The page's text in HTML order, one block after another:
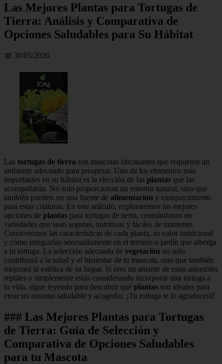
Las Mejores Plantas para Tortugas de
Tierra: Análisis y Comparativa de
Opciones Saludables para Su Hábitat
📅 30/05/2026
Las tortugas de tierra son mascotas fascinantes que requieren un
ambiente adecuado para prosperar. Uno de los elementos más
importantes en su hábitat es la elección de las plantas que las
acompañarán. No solo proporcionan un entorno natural, sino que
también pueden ser una fuente de alimentación y enriquecimiento
para estas criaturas. En este artículo, exploraremos las mejores
opciones de plantas para tortugas de tierra, centrándonos en
variedades que sean seguras, nutritivas y fáciles de mantener.
Conoceremos las características de cada planta, su valor nutricional
y cómo integrarlas adecuadamente en el terrario o jardín que alberga
a tu tortuga. La selección adecuada de vegetación no solo
contribuirá a la salud y el bienestar de tu mascota, sino que también
mejorará la estética de su hogar. Si eres un amante de estas adorables
reptiles o simplemente estás considerando incorporar una tortuga a
tu vida, sigue leyendo para descubrir qué plantas son ideales para
crear un entorno saludable y acogedor. ¡Tu tortuga te lo agradecerá!
### Las Mejores Plantas para Tortugas
de Tierra: Guía de Selección y
Comparativa de Opciones Saludables
para tu Mascota